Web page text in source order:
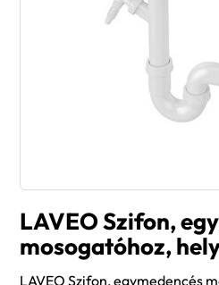
LAVEO Szifon,
mosogatóhoz,
LAVEO Szifon, egymedencés